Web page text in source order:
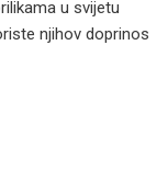
u svijetu
njihov doprinos